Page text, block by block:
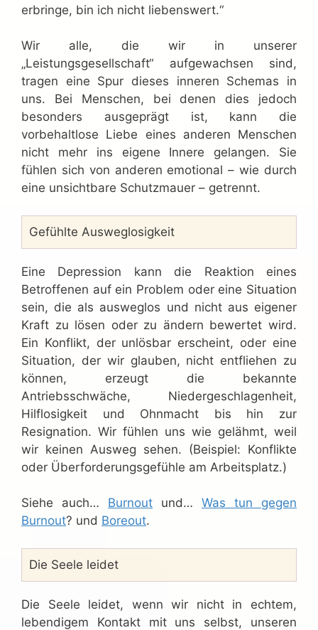
erbringe, bin ich nicht liebenswert.“
Wir alle, die wir in unserer
„Leistungsgesellschaft“ aufgewachsen sind,
tragen eine Spur dieses inneren Schemas in
uns. Bei Menschen, bei denen dies jedoch
besonders ausgeprägt ist, kann die
vorbehaltlose Liebe eines anderen Menschen
nicht mehr ins eigene Innere gelangen. Sie
fühlen sich von anderen emotional – wie durch
eine unsichtbare Schutzmauer – getrennt.
Gefühlte Ausweglosigkeit
Eine Depression kann die Reaktion eines
Betroffenen auf ein Problem oder eine Situation
sein, die als ausweglos und nicht aus eigener
Kraft zu lösen oder zu ändern bewertet wird.
Ein Konflikt, der unlösbar erscheint, oder eine
Situation, der wir glauben, nicht entfliehen zu
können, erzeugt die bekannte
Antriebsschwäche, Niedergeschlagenheit,
Hilflosigkeit und Ohnmacht bis hin zur
Resignation. Wir fühlen uns wie gelähmt, weil
wir keinen Ausweg sehen. (Beispiel: Konflikte
oder Überforderungsgefühle am Arbeitsplatz.)
Siehe auch… Burnout und… Was tun gegen
Burnout? und Boreout.
Die Seele leidet
Die Seele leidet, wenn wir nicht in echtem,
lebendigem Kontakt mit uns selbst, unseren